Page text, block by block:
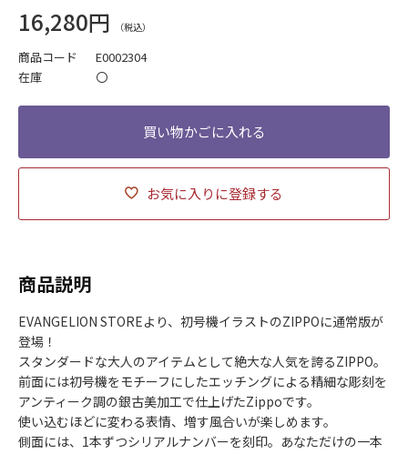
16,280円
商品コード
E0002304
在庫
〇
お気に入りに登録する
商品説明
EVANGELION STOREより、初号機イラストのZIPPOに通常版が
登場！
スタンダードな大人のアイテムとして絶大な人気を誇るZIPPO。
前面には初号機をモチーフにしたエッチングによる精細な彫刻を
アンティーク調の銀古美加工で仕上げたZippoです。
使い込むほどに変わる表情、増す風合いが楽しめます。
側面には、1本ずつシリアルナンバーを刻印。あなただけの一本